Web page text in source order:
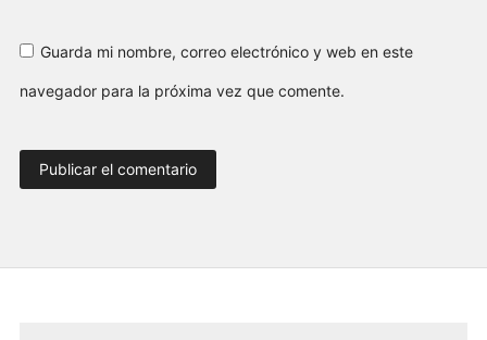
Guarda mi nombre, correo electrónico y web en este
navegador para la próxima vez que comente.